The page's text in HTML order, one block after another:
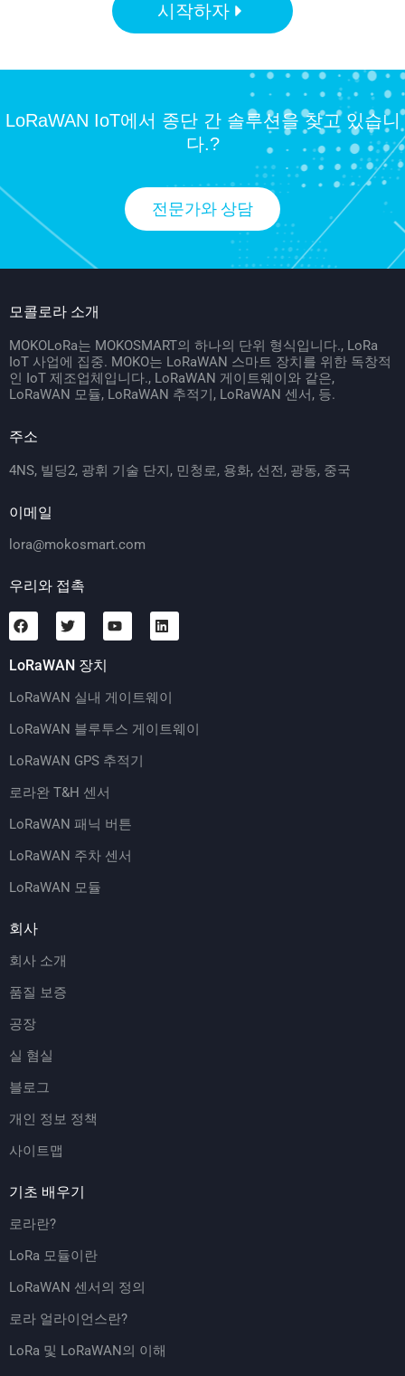
시작하자
LoRaWAN IoT에서 종단 간 솔루션을 찾고 있습니
다.?
전문가와 상담
모콜로라 소개
MOKOLoRa는 MOKOSMART의 하나의 단위 형식입니다., LoRa
IoT 사업에 집중. MOKO는 LoRaWAN 스마트 장치를 위한 독창적
인 IoT 제조업체입니다., LoRaWAN 게이트웨이와 같은,
LoRaWAN 모듈, LoRaWAN 추적기, LoRaWAN 센서, 등.
주소
4NS, 빌딩2, 광휘 기술 단지, 민청로, 용화, 선전, 광동, 중국
이메일
lora@mokosmart.com
우리와 접촉
LoRaWAN 장치
LoRaWAN 실내 게이트웨이
LoRaWAN 블루투스 게이트웨이
LoRaWAN GPS 추적기
로라완 T&H 센서
LoRaWAN 패닉 버튼
LoRaWAN 주차 센서
LoRaWAN 모듈
회사
회사 소개
품질 보증
공장
실 혐실
블로그
개인 정보 정책
사이트맵
기초 배우기
로라란?
LoRa 모듈이란
LoRaWAN 센서의 정의
로라 얼라이언스란?
LoRa 및 LoRaWAN의 이해